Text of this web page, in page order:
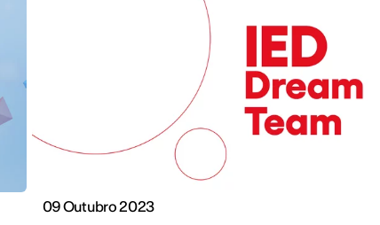
09 Outubro 2023